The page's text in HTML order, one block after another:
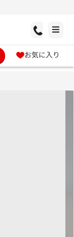
お気に入り